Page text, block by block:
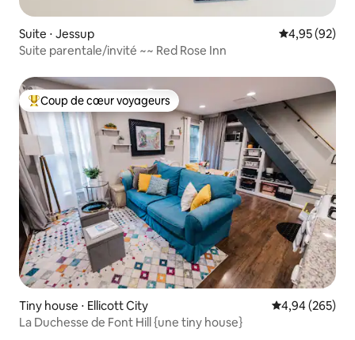
Suite ⋅ Jessup Évaluation
4,95 (92)
Suite parentale/invité ~~ Red Rose Inn
Coups de cœur voyageurs les plus appréciés
Coup de cœur voyageurs
Tiny house ⋅ Ellicott City Évaluation
4,94 (265)
La Duchesse de Font Hill {une tiny house}